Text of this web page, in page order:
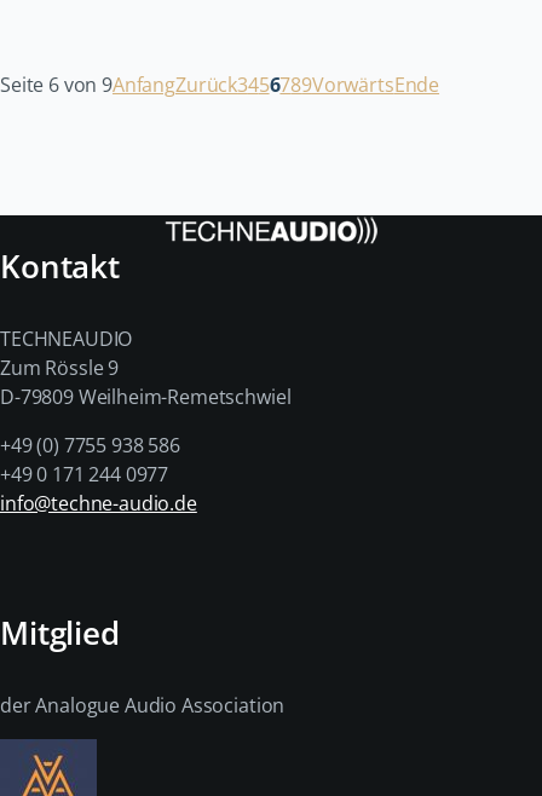
Seite 6 von 9AnfangZurück3456789VorwärtsEnde
Kontakt
TECHNEAUDIO
Zum Rössle 9
D-79809 Weilheim-Remetschwiel
+49 (0) 7755 938 586
+49 0 171 244 0977
info@techne-audio.de
Mitglied
der Analogue Audio Association